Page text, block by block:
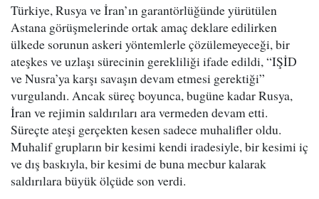
Türkiye, Rusya ve İran’ın garantörlüğünde yürütülen
Astana görüşmelerinde ortak amaç deklare edilirken
ülkede sorunun askeri yöntemlerle çözülemeyeceği, bir
ateşkes ve uzlaşı sürecinin gerekliliği ifade edildi, “IŞİD
ve Nusra’ya karşı savaşın devam etmesi gerektiği”
vurgulandı. Ancak süreç boyunca, bugüne kadar Rusya,
İran ve rejimin saldırıları ara vermeden devam etti.
Süreçte ateşi gerçekten kesen sadece muhalifler oldu.
Muhalif grupların bir kesimi kendi iradesiyle, bir kesimi iç
ve dış baskıyla, bir kesimi de buna mecbur kalarak
saldırılara büyük ölçüde son verdi.